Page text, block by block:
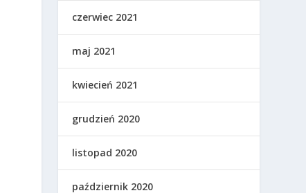
czerwiec 2021
maj 2021
kwiecień 2021
grudzień 2020
listopad 2020
październik 2020